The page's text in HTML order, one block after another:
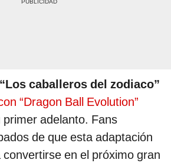
“Los caballeros del zodiaco”
“Dragon Ball Evolution”
adelanto. Fans
de que esta adaptación
en el próximo gran